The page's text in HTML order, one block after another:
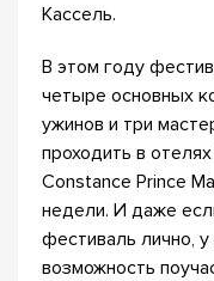
Кассель.
В этом году
четыре основных
ужинов и три
проходить в
Constance Prince
недели. И даже
фестиваль лично,
возможность